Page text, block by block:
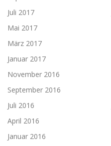
Juli 2017
Mai 2017
März 2017
Januar 2017
November 2016
September 2016
Juli 2016
April 2016
Januar 2016